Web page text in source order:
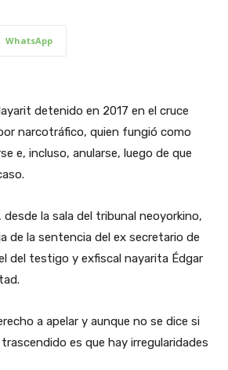
WhatsApp
detenido en 2017 en el cruce
narcotráfico, quien fungió como
e, incluso, anularse, luego de que
la sala del tribunal neoyorkino,
de la sentencia del ex secretario de
del testigo y exfiscal nayarita Édgar
a apelar y aunque no se dice si
es que hay irregularidades